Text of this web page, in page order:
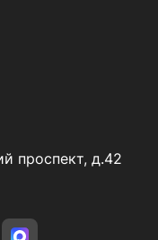
проспект, д.42